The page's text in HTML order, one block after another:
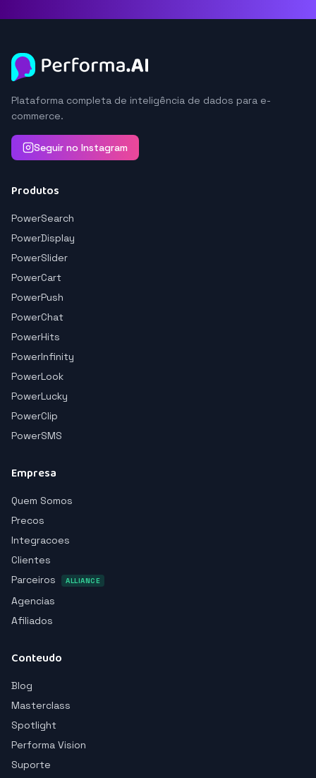
Plataforma completa de inteligência de dados para e-
commerce.
Seguir no Instagram
Produtos
PowerSearch
PowerDisplay
PowerSlider
PowerCart
PowerPush
PowerChat
PowerHits
PowerInfinity
PowerLook
PowerLucky
PowerClip
PowerSMS
Empresa
Quem Somos
Precos
Integracoes
Clientes
Parceiros
ALLIANCE
Agencias
Afiliados
Conteudo
Blog
Masterclass
Spotlight
Performa Vision
Suporte